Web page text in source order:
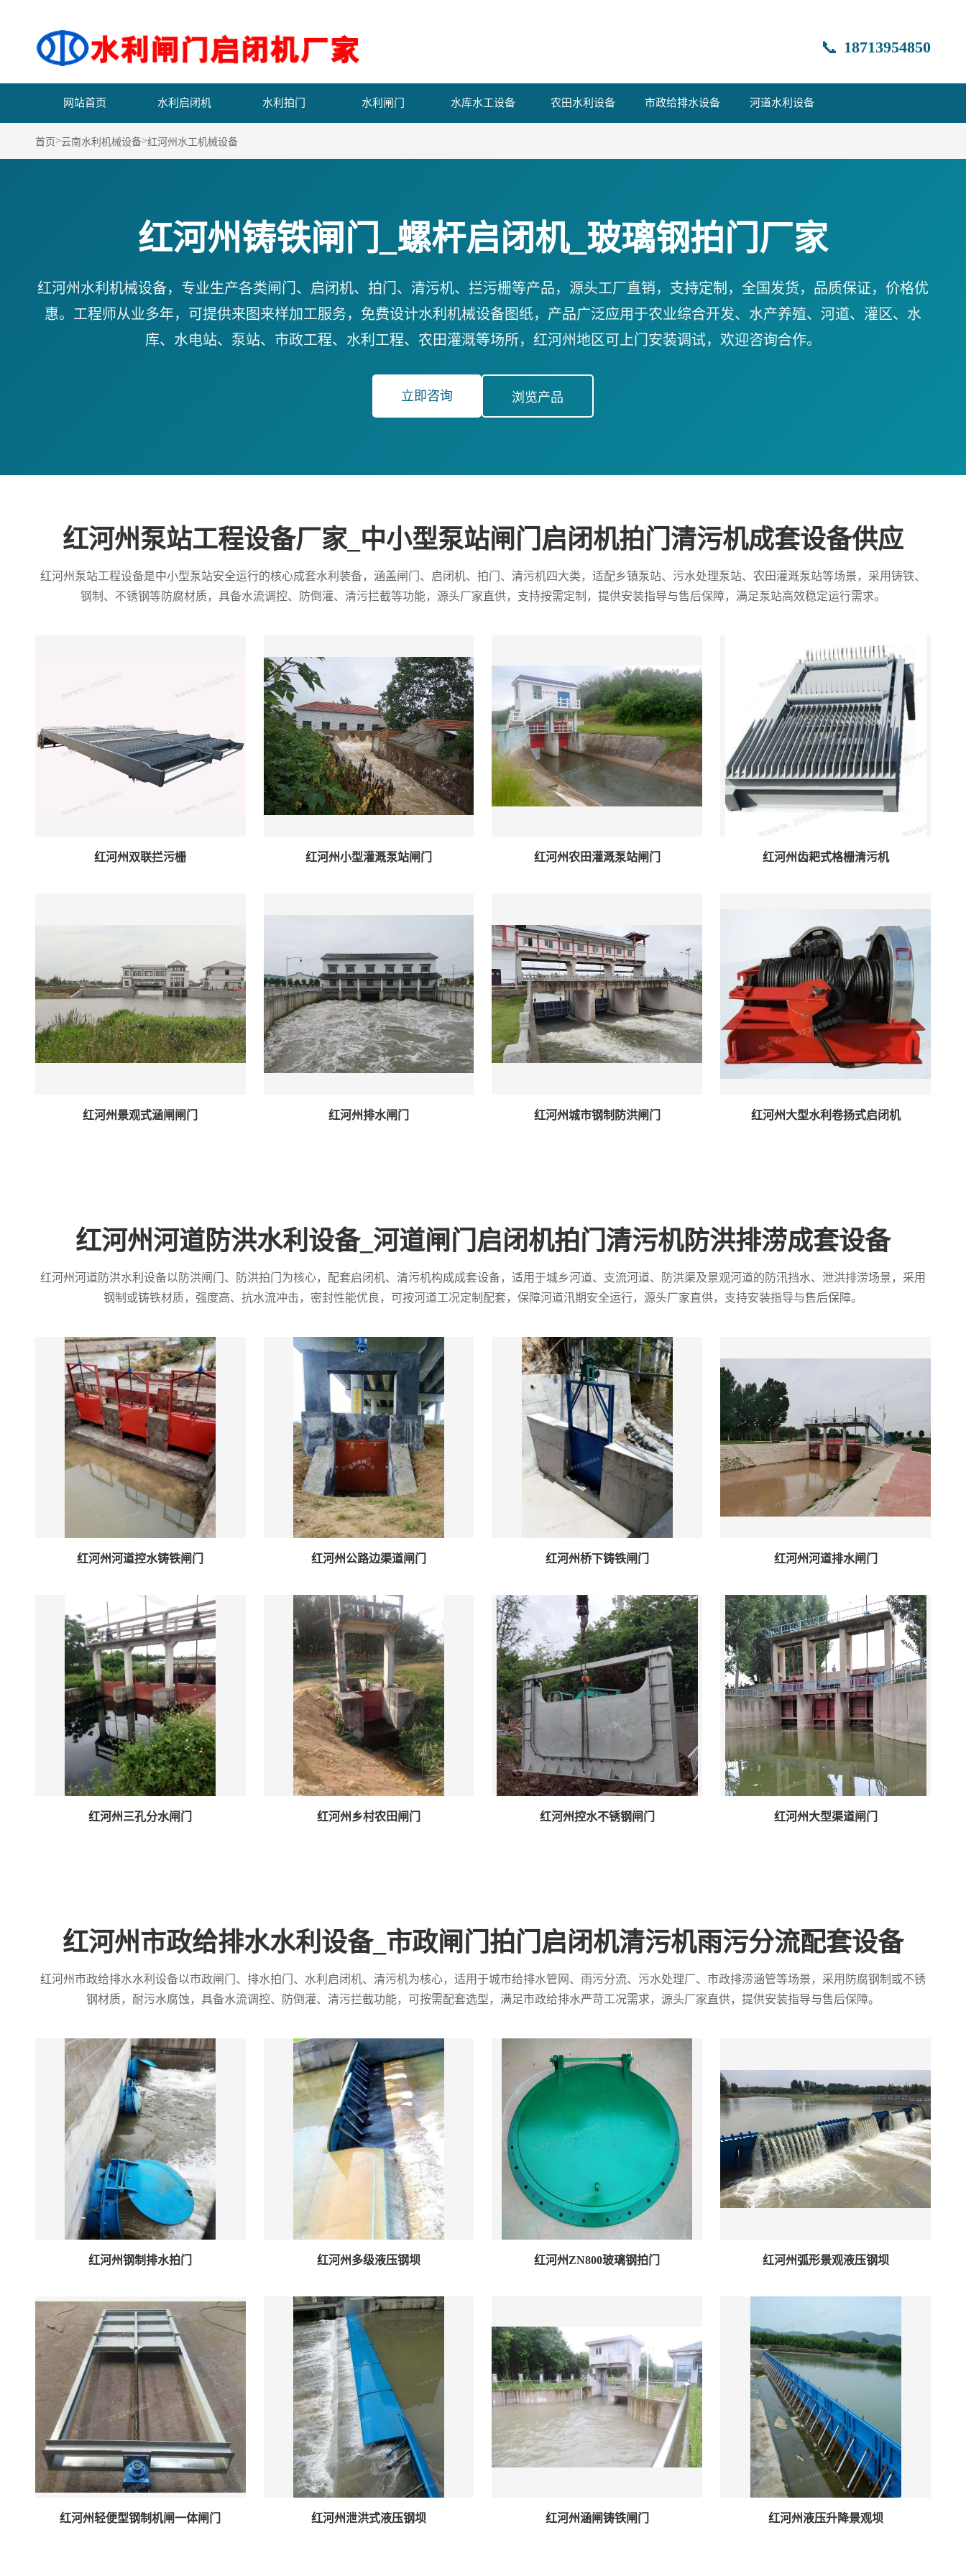
📞 18713954850
网站首页 水利启闭机 水利拍门 水利闸门 水库水工设备 农田水利设备 市政给排水设备 河道水利设备
首页>云南水利机械设备>红河州水工机械设备
红河州铸铁闸门_螺杆启闭机_玻璃钢拍门厂家
红河州水利机械设备，专业生产各类闸门、启闭机、拍门、清污机、拦污栅等产品，源头工厂直销，支持定制，全国发货，品质保证，价格优
惠。工程师从业多年，可提供来图来样加工服务，免费设计水利机械设备图纸，产品广泛应用于农业综合开发、水产养殖、河道、灌区、水
库、水电站、泵站、市政工程、水利工程、农田灌溉等场所，红河州地区可上门安装调试，欢迎咨询合作。
立即咨询 浏览产品
红河州泵站工程设备厂家_中小型泵站闸门启闭机拍门清污机成套设备供应
红河州泵站工程设备是中小型泵站安全运行的核心成套水利装备，涵盖闸门、启闭机、拍门、清污机四大类，适配乡镇泵站、污水处理泵站、农田灌溉泵站等场景，采用铸铁、
钢制、不锈钢等防腐材质，具备水流调控、防倒灌、清污拦截等功能，源头厂家直供，支持按需定制，提供安装指导与售后保障，满足泵站高效稳定运行需求。
红河州双联拦污栅 红河州小型灌溉泵站闸门 红河州农田灌溉泵站闸门 红河州齿耙式格栅清污机
红河州景观式涵闸闸门 红河州排水闸门 红河州城市钢制防洪闸门 红河州大型水利卷扬式启闭机
红河州河道防洪水利设备_河道闸门启闭机拍门清污机防洪排涝成套设备
红河州河道防洪水利设备以防洪闸门、防洪拍门为核心，配套启闭机、清污机构成成套设备，适用于城乡河道、支流河道、防洪渠及景观河道的防汛挡水、泄洪排涝场景，采用
钢制或铸铁材质，强度高、抗水流冲击，密封性能优良，可按河道工况定制配套，保障河道汛期安全运行，源头厂家直供，支持安装指导与售后保障。
红河州河道控水铸铁闸门 红河州公路边渠道闸门 红河州桥下铸铁闸门 红河州河道排水闸门
红河州三孔分水闸门 红河州乡村农田闸门 红河州控水不锈钢闸门 红河州大型渠道闸门
红河州市政给排水水利设备_市政闸门拍门启闭机清污机雨污分流配套设备
红河州市政给排水水利设备以市政闸门、排水拍门、水利启闭机、清污机为核心，适用于城市给排水管网、雨污分流、污水处理厂、市政排涝涵管等场景，采用防腐钢制或不锈
钢材质，耐污水腐蚀，具备水流调控、防倒灌、清污拦截功能，可按需配套选型，满足市政给排水严苛工况需求，源头厂家直供，提供安装指导与售后保障。
红河州钢制排水拍门 红河州多级液压钢坝 红河州ZN800玻璃钢拍门 红河州弧形景观液压钢坝
红河州轻便型钢制机闸一体闸门 红河州泄洪式液压钢坝 红河州涵闸铸铁闸门 红河州液压升降景观坝